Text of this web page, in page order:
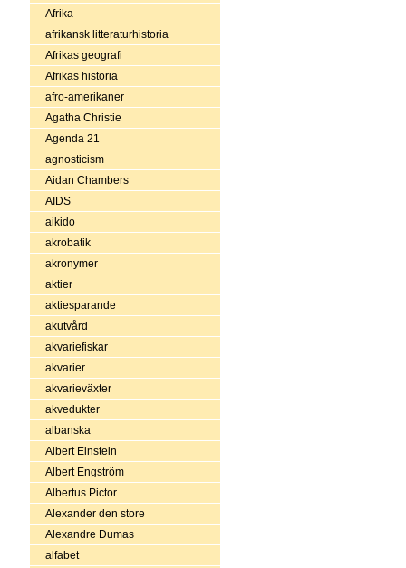
Afrika
afrikansk litteraturhistoria
Afrikas geografi
Afrikas historia
afro-amerikaner
Agatha Christie
Agenda 21
agnosticism
Aidan Chambers
AIDS
aikido
akrobatik
akronymer
aktier
aktiesparande
akutvård
akvariefiskar
akvarier
akvarieväxter
akvedukter
albanska
Albert Einstein
Albert Engström
Albertus Pictor
Alexander den store
Alexandre Dumas
alfabet